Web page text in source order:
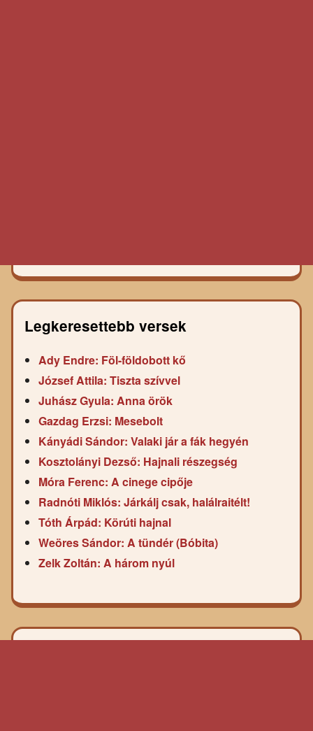
Legkeresettebb versek
Ady Endre: Föl-földobott kő
József Attila: Tiszta szívvel
Juhász Gyula: Anna örök
Gazdag Erzsi: Mesebolt
Kányádi Sándor: Valaki jár a fák hegyén
Kosztolányi Dezső: Hajnali részegség
Móra Ferenc: A cinege cipője
Radnóti Miklós: Járkálj csak, halálraitélt!
Tóth Árpád: Körúti hajnal
Weöres Sándor: A tündér (Bóbita)
Zelk Zoltán: A három nyúl